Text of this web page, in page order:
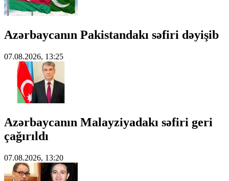
Azərbaycanın Pakistandakı səfiri dəyişib
07.08.2026, 13:25
Azərbaycanın Malayziyadakı səfiri geri
çağırıldı
07.08.2026, 13:20